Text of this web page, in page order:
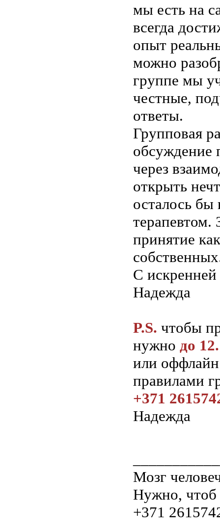
мы есть на
всегда
опыт
можно
группе мы
честные,
ответы.
Групповая
обсуждение
через
открыть
осталось
терапевтом.
принятие
С
Надежда
P.S. чтобы
нужно до
или оффлайн
правилами
+371
Надежда
Мозг
Нужно, чтоб
+371